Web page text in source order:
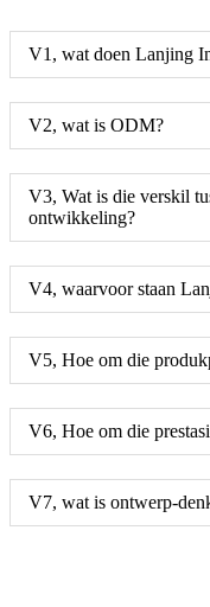
V1, wat doen Lanjing
V2, wat is ODM?
V3, Wat is die verskil
ontwikkeling?
V4, waarvoor staan
V5, Hoe om die
V6, Hoe om die
V7, wat is ontwerp-